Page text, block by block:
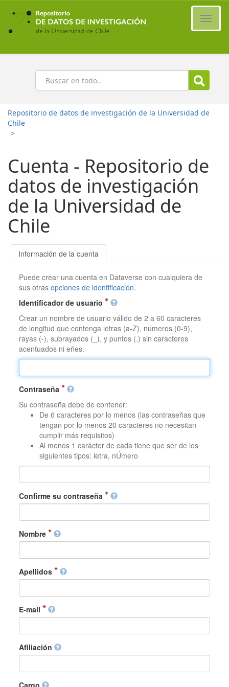
Ir
contenido
principal
Buscar
Repositorio de datos de investigación de la Universidad de
Chile
>
Cuenta - Repositorio de
datos de investigación
de la Universidad de
Chile
Información de la cuenta
Puede crear una cuenta en Dataverse con cualquiera de
sus otrasopciones de identificación.
Identificador de usuario
Crear un nombre de usuario válido de 2 a 60 caracteres
de longitud que contenga letras (a-Z), números (0-9),
rayas (-), subrayados (_), y puntos (.) sin caracteres
acentuados ni eñes.
Contraseña
Su contraseña debe de contener:
De 6 caracteres por lo menos (las contraseñas que
tengan por lo menos 20 caracteres no necesitan
cumplir más requisitos)
Al menos 1 carácter de cada tiene que ser de los
siguientes tipos: letra, nÚmero
Confirme su contraseña
Nombre
Apellidos
E-mail
Afiliación
Cargo